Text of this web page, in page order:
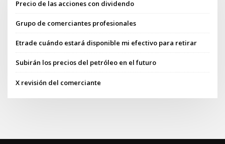
Precio de las acciones con dividendo
Grupo de comerciantes profesionales
Etrade cuándo estará disponible mi efectivo para retirar
Subirán los precios del petróleo en el futuro
X revisión del comerciante